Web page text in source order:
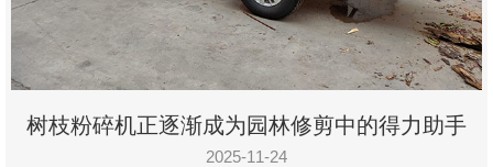
树枝粉碎机正逐渐成为园林修剪中的得力助手
2025-11-24